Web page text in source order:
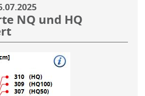
NQ und HQ